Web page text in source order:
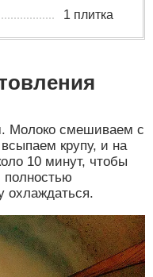
1 плитка
Молоко смешиваем с
крупу, и на
10 минут, чтобы
полностью
охлаждаться.